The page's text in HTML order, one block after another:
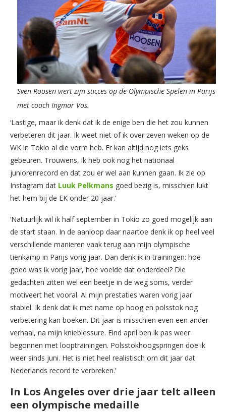
Sven Roosen viert zijn succes op de Olympische Spelen in Parijs
met coach Ingmar Vos.
‘Lastige, maar ik denk dat ik de enige ben die het zou kunnen
verbeteren dit jaar. Ik weet niet of ik over zeven weken op de
WK in Tokio al die vorm heb. Er kan altijd nog iets geks
gebeuren. Trouwens, ik heb ook nog het nationaal
juniorenrecord en dat zou er wel aan kunnen gaan. Ik zie op
Instagram dat Luuk Pelkmans goed bezig is, misschien lukt
het hem bij de EK onder 20 jaar.’
‘Natuurlijk wil ik half september in Tokio zo goed mogelijk aan
de start staan. In de aanloop daar naartoe denk ik op heel veel
verschillende manieren vaak terug aan mijn olympische
tienkamp in Parijs vorig jaar. Dan denk ik in trainingen: hoe
goed was ik vorig jaar, hoe voelde dat onderdeel? Die
gedachten zitten wel een beetje in de weg soms, verder
motiveert het vooral. Al mijn prestaties waren vorig jaar
stabiel. Ik denk dat ik met name op hoog en polsstok nog
verbetering kan boeken. Dit jaar is misschien even een ander
verhaal, na mijn knieblessure. Eind april ben ik pas weer
begonnen met looptrainingen. Polsstokhoogspringen doe ik
weer sinds juni. Het is niet heel realistisch om dit jaar dat
Nederlands record te verbreken.’
In Los Angeles over drie jaar telt alleen
een olympische medaille